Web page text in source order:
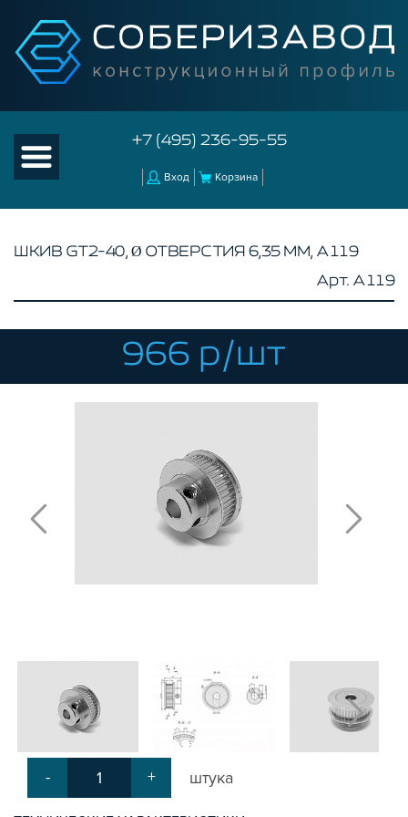
+7 (495) 236-95-55
Вход Корзина
КОМПЛЕКТУЮЩИЕ К ЧПУ
КОНСТРУКЦИОННЫЙ ПРОФИЛЬ ДЛЯ
СТАНКОВ
ПРОФИЛЬНЫЕ НАПРАВЛЯЮЩИЕ
ШАРИКО-ВИНТОВЫЕ ПЕРЕДАЧИ (ШВП)
ОПОРЫ ХОДОВЫХ ВИНТОВ
ЛИНЕЙНЫЕ ПОДШИПНИКИ И МОДУЛИ
КАБЕЛЬ-КАНАЛЫ СТАНОЧНЫЕ ГИБКИЕ
ШАГОВЫЕ ДВИГАТЕЛИ И АККСЕСУАРЫ
АКСЕССУАРЫ ДЛЯ РАБОЧЕГО СТОЛА
АКСЕССУАРЫ ДЛЯ V-ПАЗА
СОЕДИНИТЕЛЬНЫЕ ПЛАСТИНЫ
Т-БОЛТЫ И Т-ГАЙКИ
СУХАРИ ПАЗОВЫЕ
УГЛОВЫЕ СОЕДИНИТЕЛИ
ШКИВ GT2-40, Ø ОТВЕРСТИЯ 6,35 ММ, A119
Арт. A119
966 р/шт
- + штука